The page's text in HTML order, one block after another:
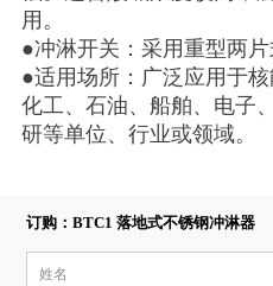
用。
●冲淋开关：采用重型两片
●适用场所：广泛应用于核
化工、石油、船舶、电子
研等单位、行业或领域。
订购：BTC1 落地式不锈钢冲淋器